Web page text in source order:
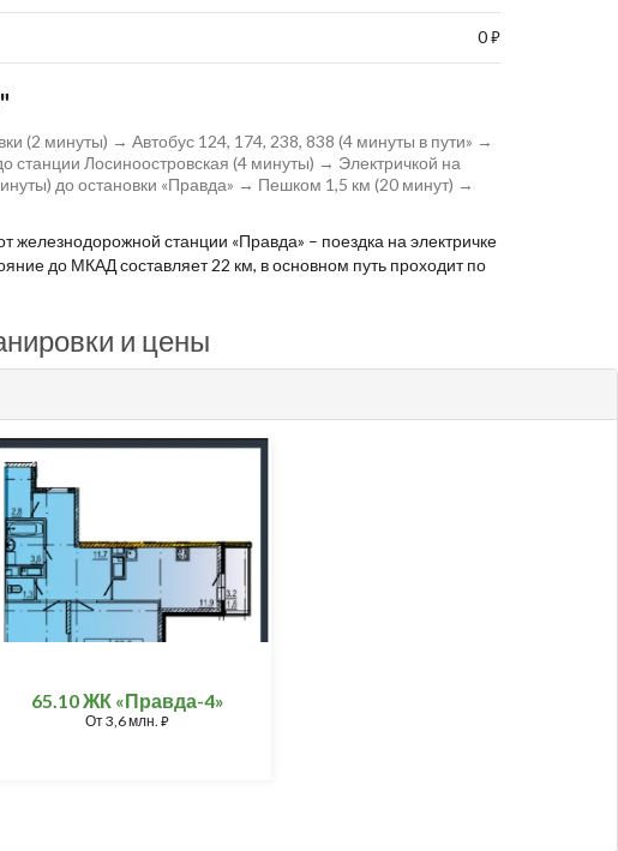
0⃏
(2 минуты) → Автобус 124, 174, 238, 838 (4 минуты в пути» →
станции Лосиноостровская (4 минуты) → Электричкой на
до остановки «Правда» → Пешком 1,5 км (20 минут) →
железнодорожной станции «Правда» – поездка на электричке
до МКАД составляет 22 км, в основном путь проходит по
и цены
65.10 ЖК «Правда-4»
От3,6 млн. ⃏